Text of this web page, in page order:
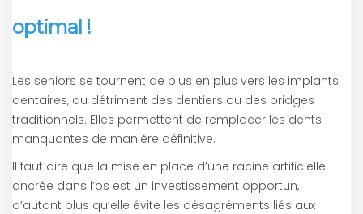
optimal !
Les seniors se tournent de plus en plus vers les implants
dentaires, au détriment des dentiers ou des bridges
traditionnels. Elles permettent de remplacer les dents
manquantes de manière définitive.
Il faut dire que la mise en place d’une racine artificielle
ancrée dans l’os est un investissement opportun,
d’autant plus qu’elle évite les désagréments liés aux